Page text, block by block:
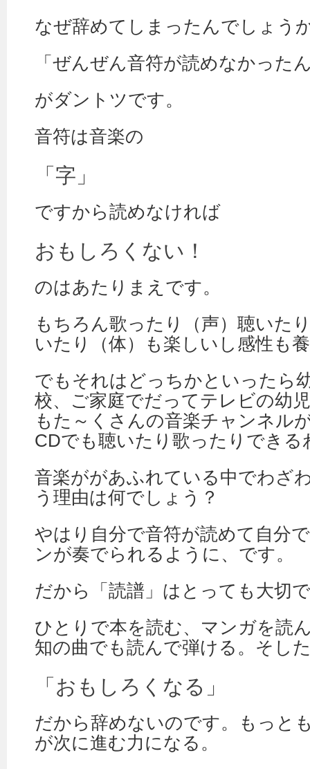
なぜ辞めてしまったんでしょう
「ぜんぜん音符が読めなかった
がダントツです。
音符は音楽の
「字」
ですから読めなければ
おもしろくない！
のはあたりまえです。
もちろん歌ったり（声）聴いた
いたり（体）も楽しいし感性も
でもそれはどっちかといったら
校、ご家庭でだってテレビの幼
もた～くさんの音楽チャンネル
CDでも聴いたり歌ったりできる
音楽ががあふれている中でわざ
う理由は何でしょう？
やはり自分で音符が読めて自分
ンが奏でられるように、です。
だから「読譜」はとっても大切
ひとりで本を読む、マンガを読
知の曲でも読んで弾ける。そし
「おもしろくなる」
だから辞めないのです。もっと
が次に進む力になる。